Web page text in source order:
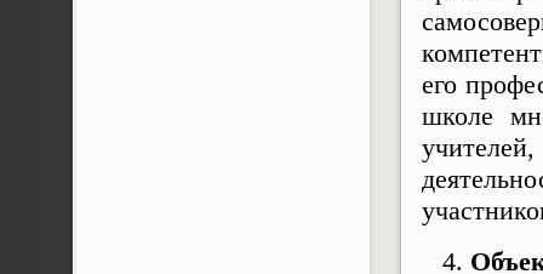
его
школе